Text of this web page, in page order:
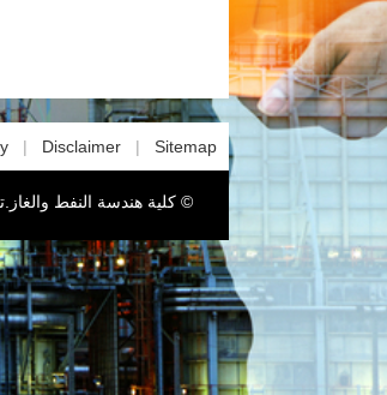
| Disclaimer | Sitemap
© كلية هندسة النفط